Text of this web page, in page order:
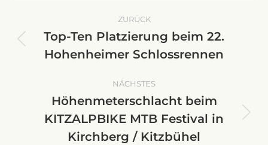
Kommentarnavigation
ZURÜCK
Vorheriger
Beitrag:
Top-Ten Platzierung beim 22.
Hohenheimer Schlossrennen
NÄCHSTES
Nächster
Beitrag:
Höhenmeterschlacht beim
KITZALPBIKE MTB Festival in
Kirchberg / Kitzbühel